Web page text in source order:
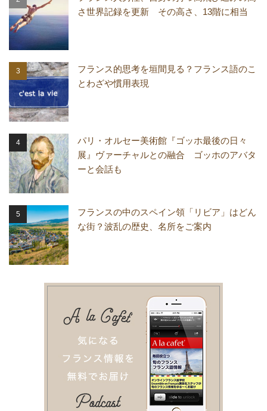
さ世界記録を更新 その高さ、13階に相当
フランス的思考を垣間見る？フランス語のこ
とわざや慣用表現
パリ・オルセー美術館『ゴッホ最後の日々
展』ヴァーチャルとの融合 ゴッホのアバタ
ーと会話も
フランスの中のスペイン領「リビア」はどん
な街？波乱の歴史、名所をご案内